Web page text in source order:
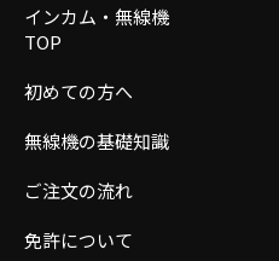
インカム・無線機
TOP
初めての方へ
無線機の基礎知識
ご注文の流れ
免許について